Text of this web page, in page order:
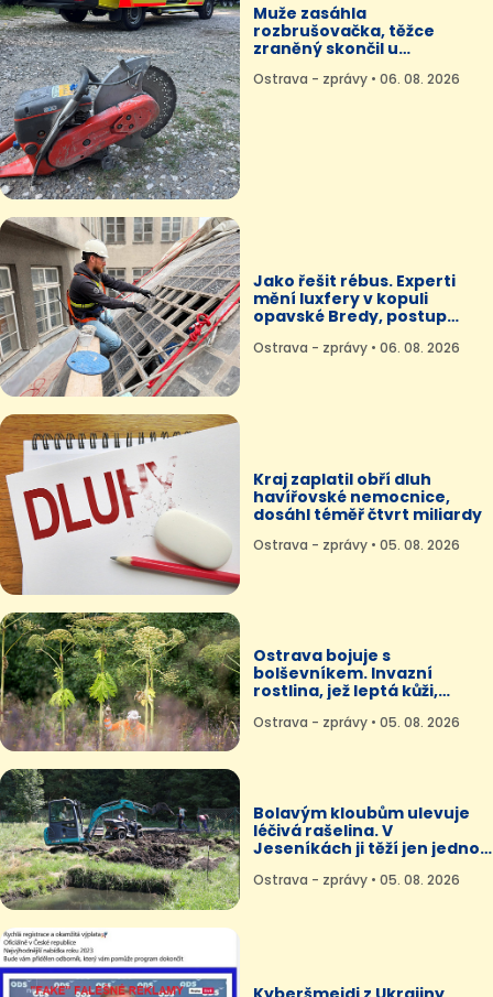
Muže zasáhla
rozbrušovačka, těžce
zraněný skončil u
Ostrava - zprávy • 06. 08. 2026
Jako řešit rébus. Experti
mění luxfery v kopuli
opavské Bredy, postup
Ostrava - zprávy • 06. 08. 2026
Kraj zaplatil obří dluh
havířovské nemocnice,
dosáhl téměř čtvrt miliardy
Ostrava - zprávy • 05. 08. 2026
Ostrava bojuje s
bolševníkem. Invazní
rostlina, jež leptá kůži,
Ostrava - zprávy • 05. 08. 2026
Bolavým kloubům ulevuje
léčivá rašelina. V
Jeseníkách ji těží jen jednou
Ostrava - zprávy • 05. 08. 2026